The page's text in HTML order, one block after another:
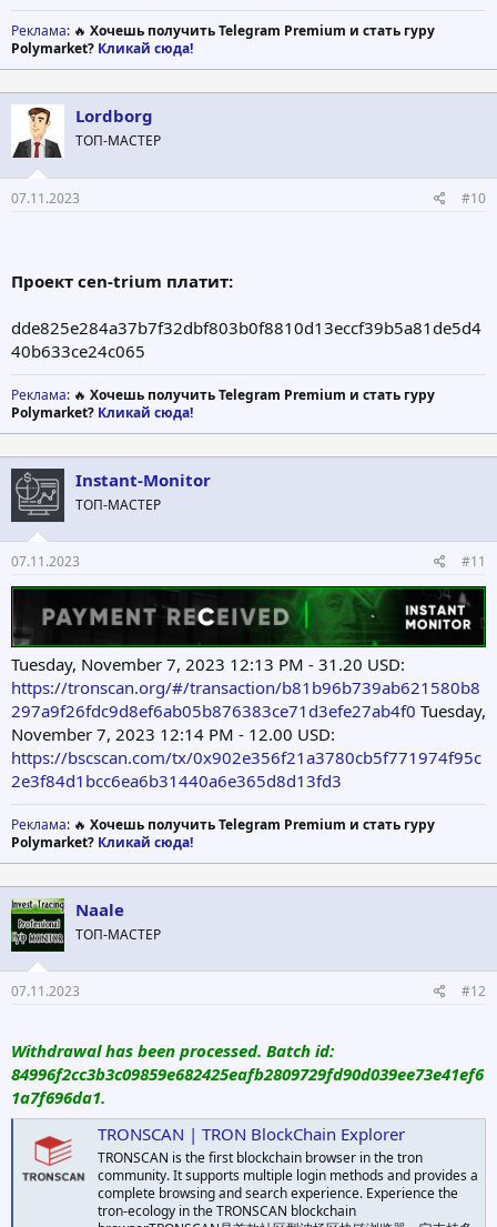
Реклама: 🔥 Хочешь получить Telegram Premium и стать гуру
Polymarket? Кликай сюда!
Lordborg
ТОП-МАСТЕР
07.11.2023 #10
Проект cen-trium платит:
dde825e284a37b7f32dbf803b0f8810d13eccf39b5a81de5d4
40b633ce24c065
Реклама: 🔥 Хочешь получить Telegram Premium и стать гуру
Polymarket? Кликай сюда!
Instant-Monitor
ТОП-МАСТЕР
07.11.2023 #11
Tuesday, November 7, 2023 12:13 PM - 31.20 USD:
https://tronscan.org/#/transaction/b81b96b739ab621580b8
297a9f26fdc9d8ef6ab05b876383ce71d3efe27ab4f0 Tuesday,
November 7, 2023 12:14 PM - 12.00 USD:
https://bscscan.com/tx/0x902e356f21a3780cb5f771974f95c
2e3f84d1bcc6ea6b31440a6e365d8d13fd3
Реклама: 🔥 Хочешь получить Telegram Premium и стать гуру
Polymarket? Кликай сюда!
Naale
ТОП-МАСТЕР
07.11.2023 #12
Withdrawal has been processed. Batch id:
84996f2cc3b3c09859e682425eafb2809729fd90d039ee73e41ef6
1a7f696da1.
TRONSCAN | TRON BlockChain Explorer
TRONSCAN is the first blockchain browser in the tron
community. It supports multiple login methods and provides a
complete browsing and search experience. Experience the
tron-ecology in the TRONSCAN blockchain